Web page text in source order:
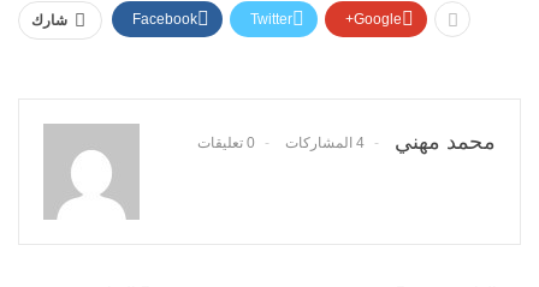
شارك Facebook Twitter Google+
محمد مهني 4 المشاركات 0 تعليقات